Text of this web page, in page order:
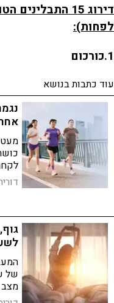
דירוג 15
לפחות):
1.כורכום
עוד כתבות בנושא
בלי
של